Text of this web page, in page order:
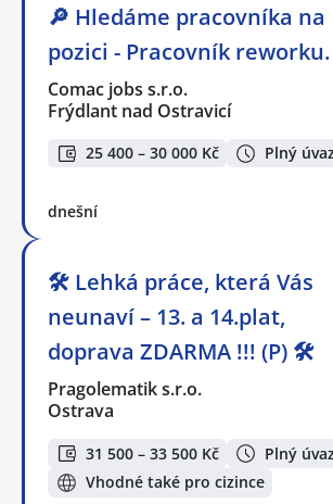
🔎 Hledáme pracovníka na
pozici - Pracovník reworku.
Comac jobs s.r.o.
Frýdlant nad Ostravicí
25 400 – 30 000 Kč Plný
dnešní
🛠️ Lehká práce, která Vás
neunaví – 13. a 14.plat,
doprava ZDARMA !!! (P) 🛠️
Pragolematik s.r.o.
Ostrava
31 500 – 33 500 Kč
Plný
Vhodné také pro cizince